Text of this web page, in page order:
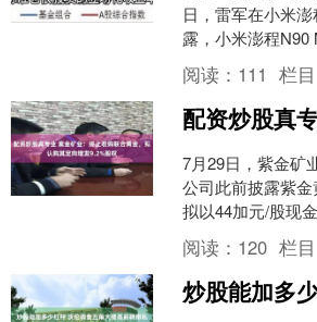
日，雷军在小米
露，小米澎程N90
元。 每日经济新
阅读： 111 栏
7月29日，紫金矿
公司此前披露紫
拟以44加元/股现
Corporatio....
阅读： 120 栏